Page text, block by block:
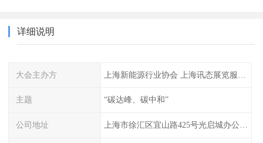
详细说明
大会主办方
主题 “碳达峰、碳中和”
公司地址 上海市徐汇区宜山路425号光启城办公楼905-907室